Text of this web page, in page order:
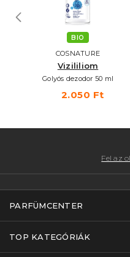
BIO
COSNATURE
Vizililiom
Golyós dezodor 50 ml
2.050 Ft
Fel az
PARFÜMCENTER
TOP KATEGÓRIÁK